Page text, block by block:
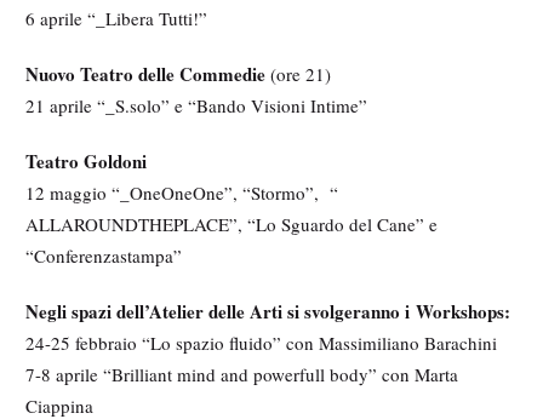
6 aprile “_Libera Tutti!”
Nuovo Teatro delle Commedie (ore 21)
21 aprile “_S.solo” e “Bando Visioni Intime”
Teatro Goldoni
12 maggio “_OneOneOne”, “Stormo”, “
ALLAROUNDTHEPLACE”, “Lo Sguardo del Cane” e
“Conferenzastampa”
Negli spazi dell’Atelier delle Arti si svolgeranno i Workshops:
24-25 febbraio “Lo spazio fluido” con Massimiliano Barachini
7-8 aprile “Brilliant mind and powerfull body” con Marta
Ciappina